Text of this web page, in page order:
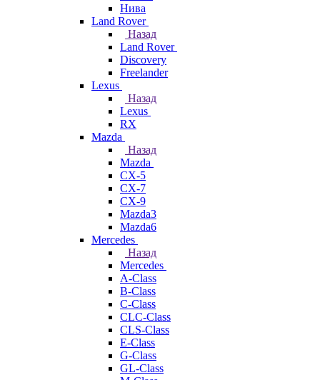
Нива
Land Rover
Назад
Land Rover
Discovery
Freelander
Lexus
Назад
Lexus
RX
Mazda
Назад
Mazda
CX-5
CX-7
CX-9
Mazda3
Mazda6
Mercedes
Назад
Mercedes
A-Class
B-Class
C-Class
CLC-Class
CLS-Class
E-Class
G-Class
GL-Class